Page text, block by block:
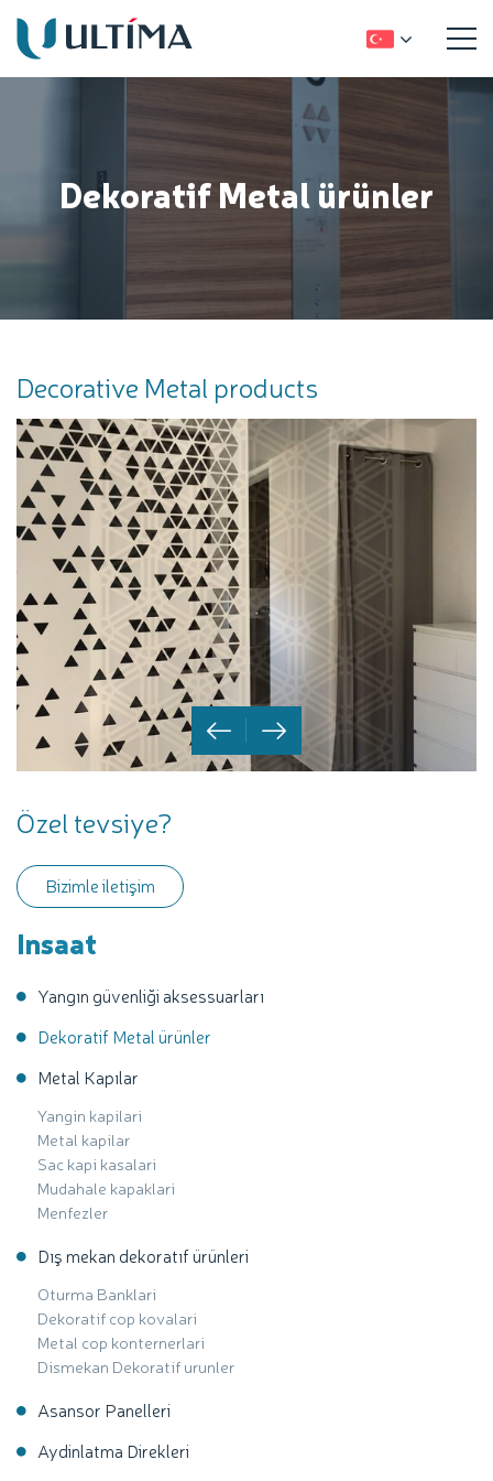
Dekoratif Metal ürünler
Insaat
Yangın güvenliği aksessuarları
Dekoratif Metal ürünler
Metal Kapılar
Yangin kapilari
Metal kapilar
Sac kapi kasalari
Mudahale kapaklari
Menfezler
Dış mekan dekoratıf ürünleri
Oturma Banklari
Dekoratif cop kovalari
Metal cop konternerlari
Dismekan Dekoratif urunler
Asansor Panelleri
Aydinlatma Direkleri
Decorative Metal products
Özel tevsiye?
Bizimle iletişim